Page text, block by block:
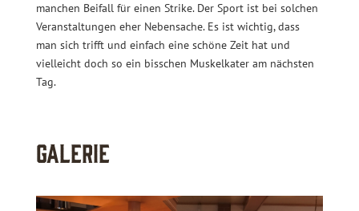
manchen Beifall für einen Strike. Der Sport ist bei solchen
Veranstaltungen eher Nebensache. Es ist wichtig, dass
man sich trifft und einfach eine schöne Zeit hat und
vielleicht doch so ein bisschen Muskelkater am nächsten
Tag.
Galerie